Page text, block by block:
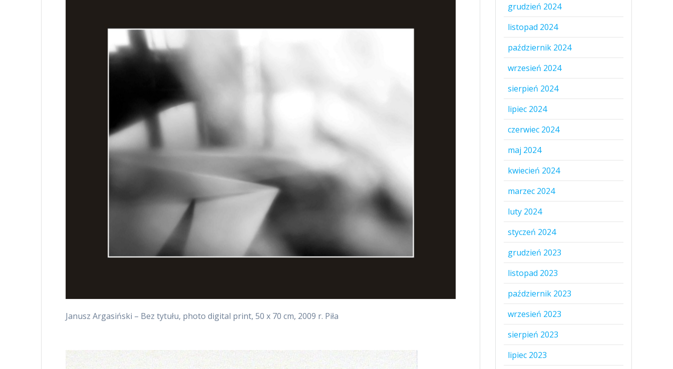
Janusz Argasiński – Bez tytułu, photo digital print, 50 x 70 cm, 2009 r. Piła
grudzień 2024
listopad 2024
październik 2024
wrzesień 2024
sierpień 2024
lipiec 2024
czerwiec 2024
maj 2024
kwiecień 2024
marzec 2024
luty 2024
styczeń 2024
grudzień 2023
listopad 2023
październik 2023
wrzesień 2023
sierpień 2023
lipiec 2023